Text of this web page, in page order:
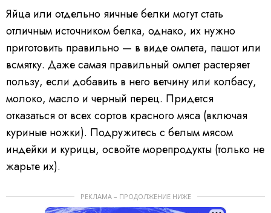
Яйца или отдельно яичные белки могут стать
отличным источником белка, однако, их нужно
приготовить правильно — в виде омлета, пашот или
всмятку. Даже самая правильный омлет растеряет
пользу, если добавить в него ветчину или колбасу,
молоко, масло и черный перец. Придется
отказаться от всех сортов красного мяса (включая
куриные ножки). Подружитесь с белым мясом
индейки и курицы, освойте морепродукты (только не
жарьте их).
РЕКЛАМА – ПРОДОЛЖЕНИЕ НИЖЕ